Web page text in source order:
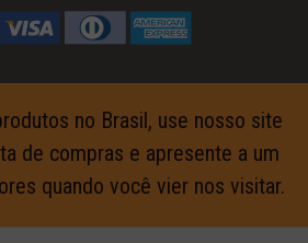
no Brasil, use nosso site
de compras e apresente a um
quando você vier nos visitar.